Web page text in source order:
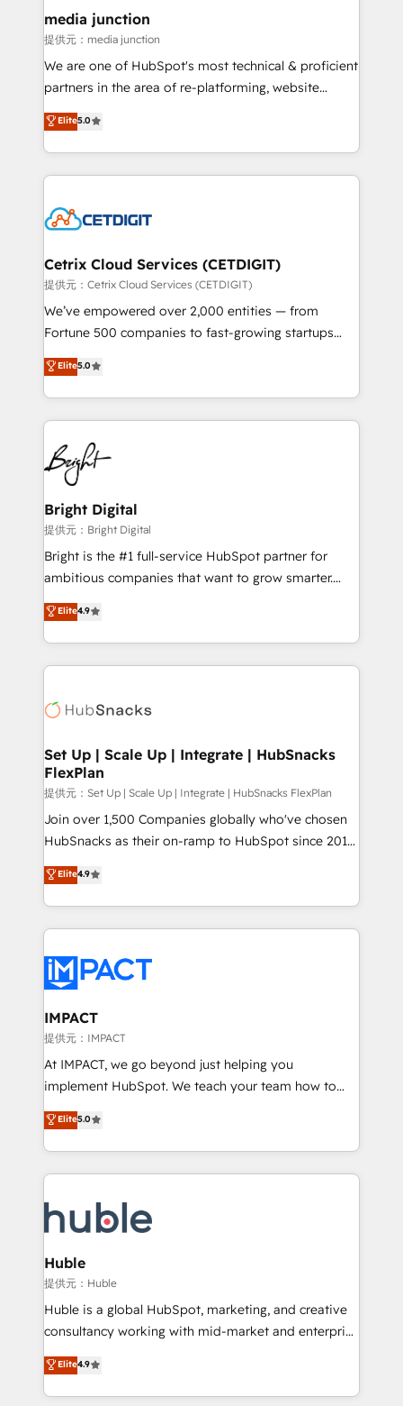
Mexico, USA, and Portugal—we've executed over a
hundred successful operations. Our approach,
rooted in RevOps principles, integrates analysis,
training, planning, and qualification. Leveraging
inbound marketing tactics, we focus on
understanding, nurturing, and converting leads.
competitive market.
media junction
提供元：media junction
We are one of HubSpot's most technical & proficient
partners in the area of re-platforming, website
design & development. We specialize in multi-hub
implementations for mid-market & enterprise
companies. We are woman-owned, powered by
coffee, and we ❤️ dogs. We produce award-winning
Impact Award 🏆2022 Technical Expertise Impact
Award 🏆2020 Elite Solutions Partner 🏆2019
Integrations HubSpot Impact Award 🏆2019
Marketing Enablement HubSpot Impact Award 🏆
2018 Website Design HubSpot Impact Award 🏆2017
Growth-Driven Design Agency of the Year 🏆2016
Sales Enablement HubSpot Impact Award 🏆2015
HubSpot COS Performance Award 🏆2014 HubSpot
COS Design Award 🏆2013 HubSpot Marketplace
Partner 📆Founded in 1997
Elite5.0
Cetrix Cloud Services (CETDIGIT)
提供元：Cetrix Cloud Services (CETDIGIT)
We’ve empowered over 2,000 entities — from
Fortune 500 companies to fast-growing startups
and nonprofits — to streamline operations, scale
revenue, and unlock the full potential of HubSpot.
With deep technical and industry expertise, we fuse
automation, integration, and AI innovation to deliver
lasting impact. We specialize in: • Turnkey and end-
to-end HubSpot implementations • Onboarding for
Sales, Service, Marketing & Content Hubs • AI voice
and chat agents, predictive automation, and smart
workflows • Salesforce + HubSpot integration •
RevOps and AI-driven sales enablement • Website
design and CMS development • ERP integration: SAP,
and CRM migration from any platform •
Client/member portals built on HubSpot • Custom
WooCommerce, BuilderTrend, and more Experience
the difference — reach out to see how AI + HubSpot
Elite5.0
Bright Digital
提供元：Bright Digital
Bright is the #1 full-service HubSpot partner for
ambitious companies that want to grow smarter.
From HubSpot onboarding, to training, from
developing a new website to lead generation and
digital marketing; we do it all (and with great
results)! In short, our services include: - HubSpot
HubSpot development: websites, custom modules,
marketing, advertising, campaigns, content and
design We connect people, data and technology to
improve customer experiences. With our bright
people, exciting ideas and can-do mentality, we
ensure revenue growth on a daily basis. So tell us
team of 100+ experts is ready for you! Driving digital
growth | www.brightdigital.com
Elite4.9
Set Up | Scale Up | Integrate | HubSnacks
FlexPlan
提供元：Set Up | Scale Up | Integrate | HubSnacks FlexPlan
Join over 1,500 Companies globally who've chosen
HubSnacks as their on-ramp to HubSpot since 2014
Simple pay-as-you-go plans that accelerate value...
1️⃣ Set Up | Onboarding New or Check-fixing existing
HubSpot portals 2️⃣ Scale Up | 100% HubSpot Task
Execution... Global 24/7 ... All Experts 3️⃣ Integrate |
Slash months from your API Integration project... ⬅️
Click "Contact Business" ⬅️ to access 150+ Kickstart
Integration templates that put HubSpot in the center
of your tech stack, syncing... 🛍️ Shopify or
WooCommerce 💲 Stripe or Paypal 💰 Sage or
Netsuite 🤖 Google or Microsoft ✍️ DocuSign or
the rare Advanced "Custom Integrations"
Accreditation, securely sync data across... 🔄 any
new HubSpot portal with Advanced Website and
CRM Migrations using our in-house "HubScrub" Tool.
Elite4.9
IMPACT
提供元：IMPACT
At IMPACT, we go beyond just helping you
implement HubSpot. We teach your team how to
master it. As the creators of the Endless Customers
System™ (the next evolution of They Ask, You
Answer), we’re the only HubSpot partner built
entirely around coaching and training. That means
skills, processes, and internal team you need to
attract the right buyers, close deals faster, and grow
without outside dependencies. You’ll learn how to: •
Set up, audit, and organize your HubSpot portal •
Get your sales team fully using HubSpot • Track
pipeline and revenue across the entire buyer journey
growth • Create content and videos that attract
buyers • Use AI to scale smarter Our coaching-led
Elite5.0
Huble
提供元：Huble
Huble is a global HubSpot, marketing, and creative
consultancy working with mid-market and enterprise
businesses. We go beyond implementation, shaping
the strategy, processes, and teams that turn
HubSpot into a genuine growth engine. Named
Elite4.9